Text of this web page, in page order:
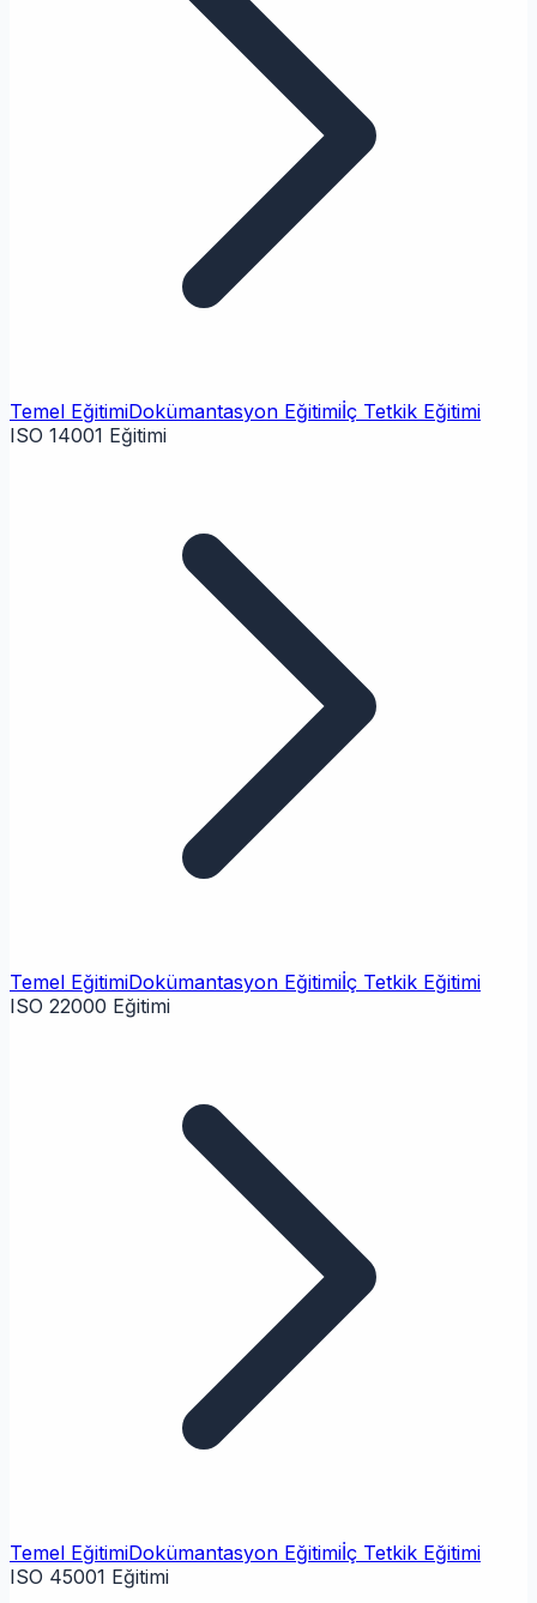
Temel EğitimiDokümantasyon Eğitimiİç Tetkik Eğitimi
ISO 14001 Eğitimi
Temel EğitimiDokümantasyon Eğitimiİç Tetkik Eğitimi
ISO 22000 Eğitimi
Temel EğitimiDokümantasyon Eğitimiİç Tetkik Eğitimi
ISO 45001 Eğitimi